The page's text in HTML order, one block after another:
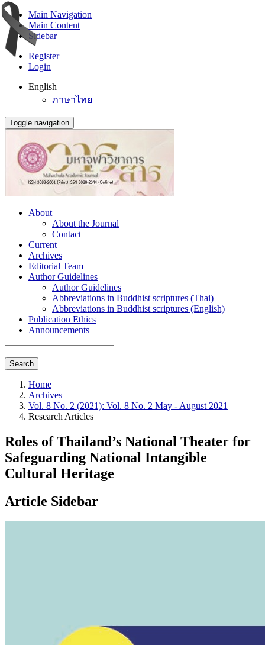
Main Navigation
Main Content
Sidebar
Register
Login
English
ภาษาไทย
Toggle navigation
About
About the Journal
Contact
Current
Archives
Editorial Team
Author Guidelines
Author Guidelines
Abbreviations in Buddhist scriptures (Thai)
Abbreviations in Buddhist scriptures (English)
Publication Ethics
Announcements
Search
Home
Archives
Vol. 8 No. 2 (2021): Vol. 8 No. 2 May - August 2021
Research Articles
Roles of Thailand’s National Theater for
Safeguarding National Intangible
Cultural Heritage
Article Sidebar